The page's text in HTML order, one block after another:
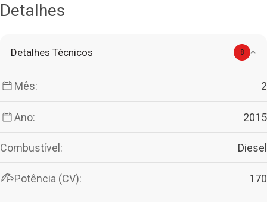
Detalhes
Detalhes Técnicos 8
Mês: 2
Ano: 2015
Combustível: Diesel
Potência (CV): 170